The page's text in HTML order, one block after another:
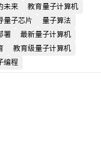
未来
教育量子计算机
量子芯片
量子算法
署
最新量子计算机
教育级量子计算机
编程